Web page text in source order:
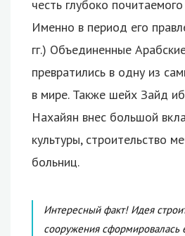
честь глубоко почитаемого
Именно в период его
гг.) Объединенные
превратились в одну из
в мире. Также шейх Зайд
Нахайян внес большой
культуры, строительство
больниц.
Интересный факт! Идея
сооружения